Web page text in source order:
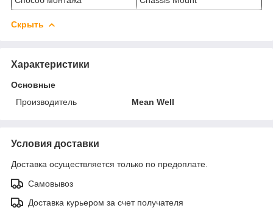
Скрыть
Характеристики
Основные
Производитель
Mean Well
Условия доставки
Доставка осуществляется только по предоплате.
Самовывоз
Доставка курьером за счет получателя